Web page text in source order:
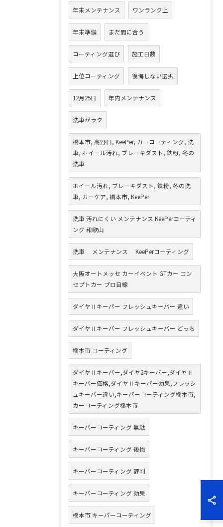
年末メンテナンス ワンランク上
年末準備 まだ間に合う
コーティング選び 施工日数
上位コーティング 後悔しない選択
12月25日 年内メンテナンス
洗車がラク
橋本市, 高野口, KeePer, カーコーティング, 洗
車, ホイール汚れ, ブレーキダスト, 鉄粉, 冬の
洗車
ホイール汚れ, ブレーキダスト, 鉄粉, 冬の洗
車, カーケア, 橋本市, KeePer
洗車 汚れにくい メンテナンス KeePerコーティ
ング 和歌山
洗車 メンテナンス KeePerコーティング
大阪オートメッセ カーイベント GTカー コン
セプトカー プロ目線
ダイヤⅡキーパー フレッシュキーパー 違い
ダイヤⅡキーパー フレッシュキーパー どっち
橋本市 コーティング
ダイヤⅡキーパー,ダイヤ2キーパー,ダイヤⅡ
キーパー価格,ダイヤⅡキーパー効果,フレッシ
ュキーパー違い,キーパーコーティング橋本市,
カーコーティング橋本市
キーパーコーティング 無駄
キーパーコーティング 後悔
キーパーコーティング 評判
キーパーコーティング 効果
橋本市 キーパーコーティング